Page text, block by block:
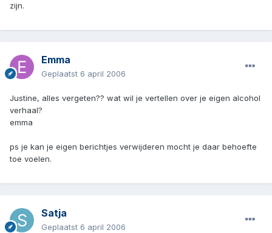
zijn.
Emma
Geplaatst 6 april 2006
Justine, alles vergeten?? wat wil je vertellen over je eigen alcohol
verhaal?
emma
ps je kan je eigen berichtjes verwijderen mocht je daar behoefte
toe voelen.
Satja
Geplaatst 6 april 2006